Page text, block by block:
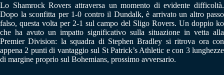
Lo Shamrock Rovers attraversa un momento di evidente difficoltà.
Dopo la sconfitta per 1-0 contro il Dundalk, è arrivato un altro passo
falso, questa volta per 2-1 sul campo del Sligo Rovers. Un doppio ko
che ha avuto un impatto significativo sulla situazione in vetta alla
Premier Division: la squadra di Stephen Bradley si ritrova ora con
appena 2 punti di vantaggio sul St Patrick’s Athletic e con 3 lunghezze
di margine proprio sul Bohemians, prossimo avversario.